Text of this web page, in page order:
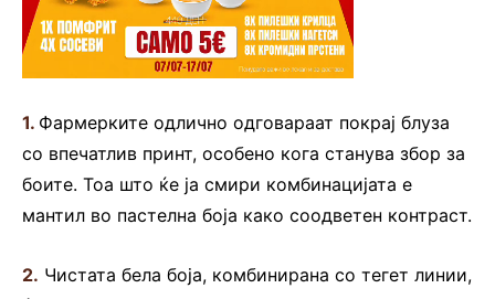
1. Фармерките одлично одговараат покрај блуза
со впечатлив принт, особено кога станува збор за
боите. Тоа што ќе ја смири комбинацијата е
мантил во пастелна боја како соодветен контраст.
2. Чистата бела боја, комбинирана со тегет линии,